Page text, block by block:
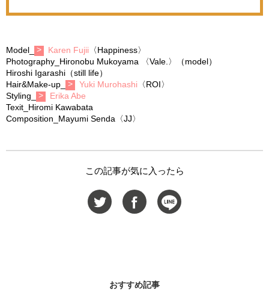
Model_ Karen Fujii 〈Happiness〉
Photography_Hironobu Mukoyama 〈Vale.〉（model）
Hiroshi Igarashi（still life）
Hair&Make-up_
Yuki Murohashi 〈ROI〉
Styling_
Erika Abe
Texit_Hiromi Kawabata
Composition_Mayumi Senda〈JJ〉
この記事が気に入ったら
おすすめ記事